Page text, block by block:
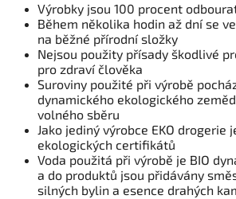
Výrobky jsou 100 procent
Během několika hodin až dní se
na běžné přírodní složky
Nejsou použity přísady škodlivé
pro zdraví člověka
Suroviny použité při výrobě
dynamického ekologického
volného sběru
Jako jediný výrobce EKO drogerie
ekologických certifikátů
Voda použitá při výrobě je BIO
a do produktů jsou přidávány
silných bylin a esence drahých